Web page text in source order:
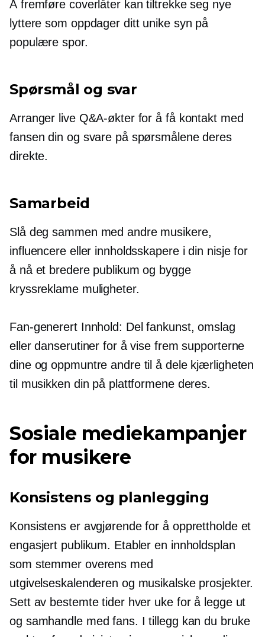
Å fremføre coverlåter kan tiltrekke seg nye
lyttere som oppdager ditt unike syn på
populære spor.
Spørsmål og svar
Arranger live Q&A-økter for å få kontakt med
fansen din og svare på spørsmålene deres
direkte.
Samarbeid
Slå deg sammen med andre musikere,
influencere eller innholdsskapere i din nisje for
å nå et bredere publikum og bygge
kryssreklamemuligheter.
Fan-generertInnhold: Del fankunst, omslag
eller danserutiner for å vise frem supporterne
dine og oppmuntre andre til å dele kjærligheten
til musikken din på plattformene deres.
Sosiale mediekampanjer
for musikere
Konsistens og planlegging
Konsistens er avgjørende for å opprettholde et
engasjert publikum. Etabler en innholdsplan
som stemmer overens med
utgivelseskalenderen og musikalske prosjekter.
Sett av bestemte tider hver uke for å legge ut
og samhandle med fans. I tillegg kan du bruke